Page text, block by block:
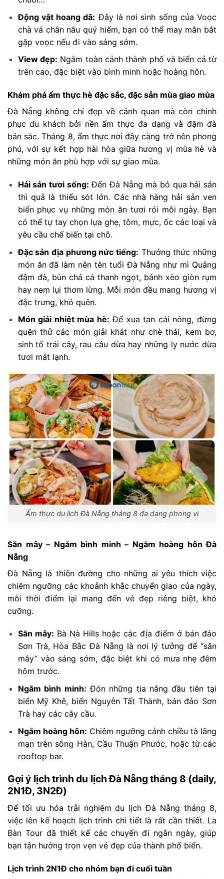
Động vật hoang dã: Đây là nơi sinh sống của Voọc
chà vá chân nâu quý hiếm, bạn có thể may mắn bắt
gặp voọc nếu đi vào sáng sớm.
View đẹp: Ngắm toàn cảnh thành phố và biển cả từ
trên cao, đặc biệt vào bình minh hoặc hoàng hôn.
Khám phá ẩm thực hè đặc sắc, đặc sản mùa giao mùa
Đà Nẵng không chỉ đẹp về cảnh quan mà còn chinh
phục du khách bởi nền ẩm thực đa dạng và đậm đà
bản sắc. Tháng 8, ẩm thực nơi đây càng trở nên phong
phú, với sự kết hợp hài hòa giữa hương vị mùa hè và
những món ăn phù hợp với sự giao mùa.
Hải sản tươi sống: Đến Đà Nẵng mà bỏ qua hải sản
thì quả là thiếu sót lớn. Các nhà hàng hải sản ven
biển phục vụ những món ăn tươi rói mỗi ngày. Bạn
có thể tự tay chọn lựa ghẹ, tôm, mực, ốc các loại và
yêu cầu chế biến tại chỗ.
Đặc sản địa phương nức tiếng: Thưởng thức những
món ăn đã làm nên tên tuổi Đà Nẵng như mì Quảng
đậm đà, bún chả cá thanh ngọt, bánh xèo giòn rụm
hay nem lụi thơm lừng. Mỗi món đều mang hương vị
đặc trưng, khó quên.
Món giải nhiệt mùa hè: Để xua tan cái nóng, đừng
quên thử các món giải khát như chè thái, kem bơ,
sinh tố trái cây, rau câu dừa hay những ly nước dừa
tươi mát lạnh.
Ẩm thực du lịch Đà Nẵng tháng 8 đa dạng phong vị
Săn mây – Ngắm bình minh – Ngắm hoàng hôn Đà
Nẵng
Đà Nẵng là thiên đường cho những ai yêu thích việc
chiêm ngưỡng các khoảnh khắc chuyển giao của ngày,
mỗi thời điểm lại mang đến vẻ đẹp riêng biệt, khó
cưỡng.
Săn mây: Bà Nà Hills hoặc các địa điểm ở bán đảo
Sơn Trà, Hòa Bắc Đà Nẵng là nơi lý tưởng để “săn
mây” vào sáng sớm, đặc biệt khi có mưa nhẹ đêm
hôm trước.
Ngắm bình minh: Đón những tia nắng đầu tiên tại
biển Mỹ Khê, biển Nguyễn Tất Thành, bán đảo Sơn
Trà hay các cây cầu.
Ngắm hoàng hôn: Chiêm ngưỡng cảnh chiều tà lãng
mạn trên sông Hàn, Cầu Thuận Phước, hoặc từ các
rooftop bar.
Gợi ý lịch trình du lịch Đà Nẵng tháng 8 (daily,
2N1Đ, 3N2Đ)
Để tối ưu hóa trải nghiệm du lịch Đà Nẵng tháng 8,
việc lên kế hoạch lịch trình chi tiết là rất cần thiết. La
Bàn Tour đã thiết kế các chuyến đi ngắn ngày, giúp
bạn tận hưởng trọn vẹn vẻ đẹp của thành phố biển.
Lịch trình 2N1Đ cho nhóm bạn đi cuối tuần